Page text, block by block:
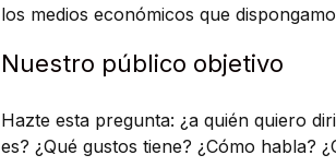
los medios económicos que
Nuestro público objetivo
Hazte esta pregunta: ¿a quién quiero
es? ¿Qué gustos tiene? ¿Cómo habla?